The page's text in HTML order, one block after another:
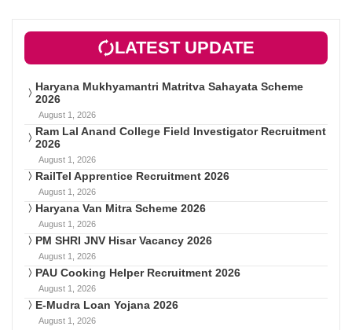
LATEST UPDATE
Haryana Mukhyamantri Matritva Sahayata Scheme
2026
August 1, 2026
Ram Lal Anand College Field Investigator Recruitment
2026
August 1, 2026
RailTel Apprentice Recruitment 2026
August 1, 2026
Haryana Van Mitra Scheme 2026
August 1, 2026
PM SHRI JNV Hisar Vacancy 2026
August 1, 2026
PAU Cooking Helper Recruitment 2026
August 1, 2026
E-Mudra Loan Yojana 2026
August 1, 2026